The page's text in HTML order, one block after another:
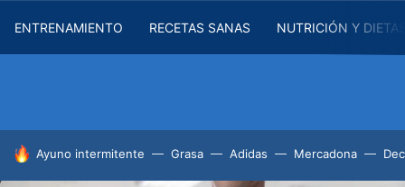
ENTRENAMIENTO RECETAS SANAS NUTRICIÓN Y
HOY SE HABLA DE
Ayuno intermitente Grasa Adidas Mercadona